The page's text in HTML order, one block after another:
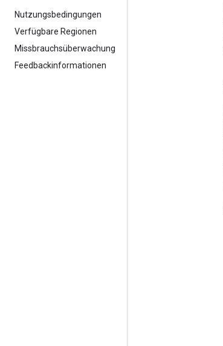
Nutzungsbedingungen
Verfügbare Regionen
Missbrauchsüberwachung
Feedbackinformationen